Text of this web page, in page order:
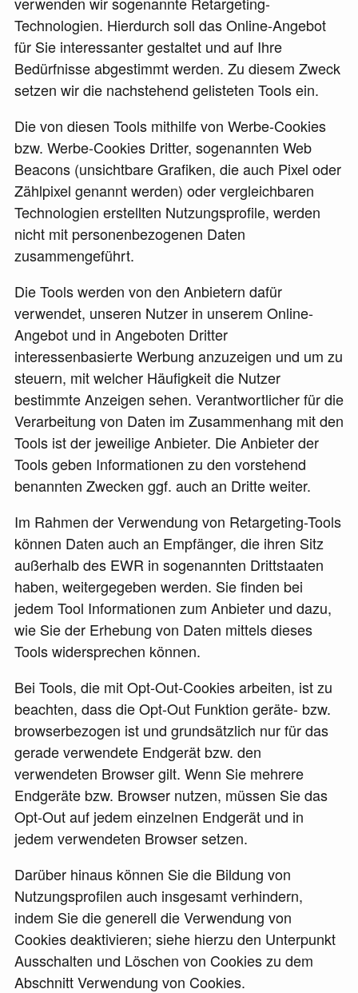
Technologien. Hierdurch soll das Online-Angebot
für Sie interessanter gestaltet und auf Ihre
Bedürfnisse abgestimmt werden. Zu diesem Zweck
setzen wir die nachstehend gelisteten Tools ein.
Die von diesen Tools mithilfe von Werbe-Cookies
bzw. Werbe-Cookies Dritter, sogenannten Web
Beacons (unsichtbare Grafiken, die auch Pixel oder
Zählpixel genannt werden) oder vergleichbaren
Technologien erstellten Nutzungsprofile, werden
nicht mit personenbezogenen Daten
zusammengeführt.
Die Tools werden von den Anbietern dafür
verwendet, unseren Nutzer in unserem Online-
Angebot und in Angeboten Dritter
interessenbasierte Werbung anzuzeigen und um zu
steuern, mit welcher Häufigkeit die Nutzer
bestimmte Anzeigen sehen. Verantwortlicher für die
Verarbeitung von Daten im Zusammenhang mit den
Tools ist der jeweilige Anbieter. Die Anbieter der
Tools geben Informationen zu den vorstehend
benannten Zwecken ggf. auch an Dritte weiter.
Im Rahmen der Verwendung von Retargeting-Tools
können Daten auch an Empfänger, die ihren Sitz
außerhalb des EWR in sogenannten Drittstaaten
haben, weitergegeben werden. Sie finden bei
jedem Tool Informationen zum Anbieter und dazu,
wie Sie der Erhebung von Daten mittels dieses
Tools widersprechen können.
Bei Tools, die mit Opt-Out-Cookies arbeiten, ist zu
beachten, dass die Opt-Out Funktion geräte- bzw.
browserbezogen ist und grundsätzlich nur für das
gerade verwendete Endgerät bzw. den
verwendeten Browser gilt. Wenn Sie mehrere
Endgeräte bzw. Browser nutzen, müssen Sie das
Opt-Out auf jedem einzelnen Endgerät und in
jedem verwendeten Browser setzen.
Darüber hinaus können Sie die Bildung von
Nutzungsprofilen auch insgesamt verhindern,
indem Sie die generell die Verwendung von
Cookies deaktivieren; siehe hierzu den Unterpunkt
Ausschalten und Löschen von Cookies zu dem
Abschnitt Verwendung von Cookies.